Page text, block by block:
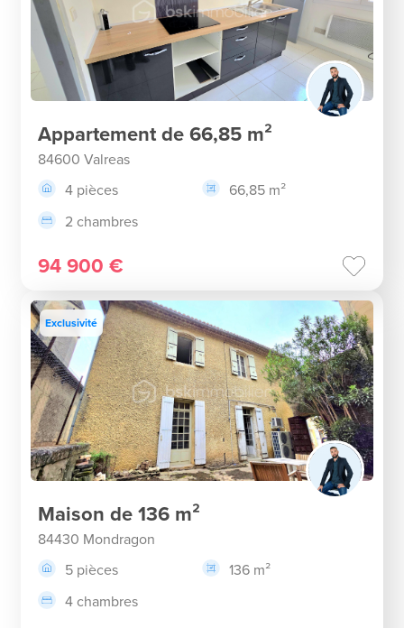
Appartement de 66,85 m²
84600 Valreas
4 pièces
66,85 m²
2 chambres
94 900 €
Exclusivité
Maison de 136 m²
84430 Mondragon
5 pièces
136 m²
4 chambres